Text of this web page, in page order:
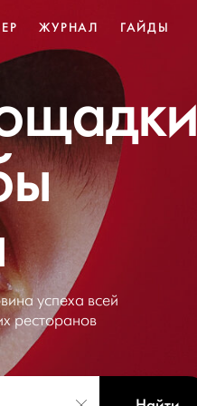
ЖУРНАЛ ГАЙДЫ
успеха всей
ресторанов